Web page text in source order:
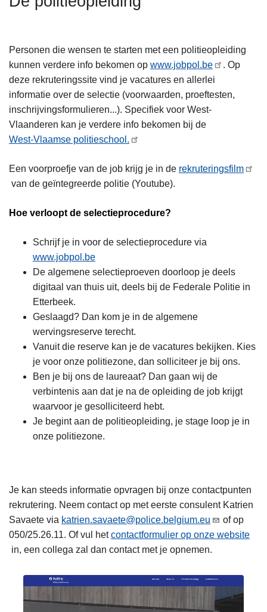
Personen die wensen te starten met een politieopleiding
kunnen verdere info bekomen op www.jobpol.be
. Op
deze rekruteringssite vind je vacatures en allerlei
informatie over de selectie (voorwaarden, proeftesten,
inschrijvingsformulieren...). Specifiek voor West-
Vlaanderen kan je verdere info bekomen bij de
West-Vlaamse politieschool.
Een voorproefje van de job krijg je in de rekruteringsfilm
van de geïntegreerde politie (Youtube).
Hoe verloopt de selectieprocedure?
Schrijf je in voor de selectieprocedure via
www.jobpol.be
De algemene selectieproeven doorloop je deels
digitaal van thuis uit, deels bij de Federale Politie in
Etterbeek.
Geslaagd? Dan kom je in de algemene
wervingsreserve terecht.
Vanuit die reserve kan je de vacatures bekijken. Kies
je voor onze politiezone, dan solliciteer je bij ons.
Ben je bij ons de laureaat? Dan gaan wij de
verbintenis aan dat je na de opleiding de job krijgt
waarvoor je gesolliciteerd hebt.
Je begint aan de politieopleiding, je stage loop je in
onze politiezone.
Je kan steeds informatie opvragen bij onze contactpunten
rekrutering. Neem contact op met eerste consulent Katrien
Savaete via katrien.savaete@police.belgium.eu
of op
050/25.26.11. Of vul hetcontactformulier op onze website
in, een collega zal dan contact met je opnemen.